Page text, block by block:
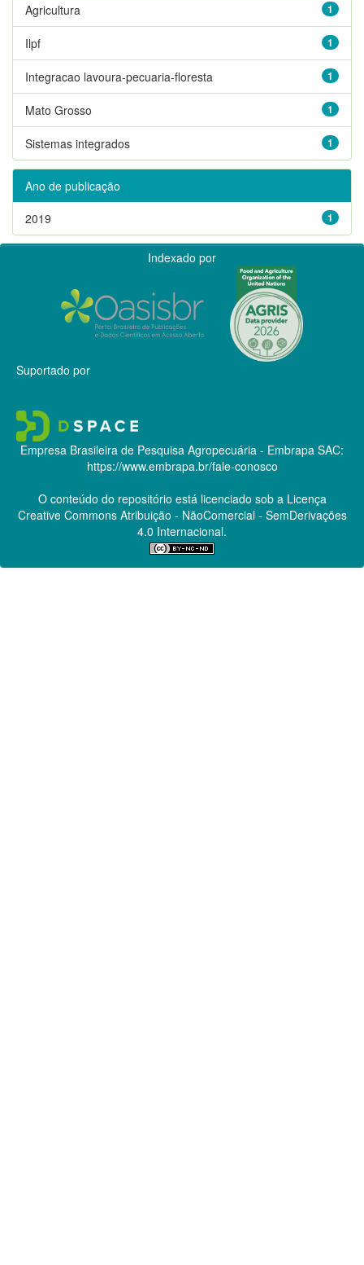
1
Agricultura
1
Ilpf
1
Integracao lavoura-pecuaria-floresta
1
Mato Grosso
1
Sistemas integrados
Ano de publicação
1
2019
Indexado por
Suportado por
Empresa Brasileira de Pesquisa Agropecuária - Embrapa SAC:
https://www.embrapa.br/fale-conosco
O conteúdo do repositório está licenciado sob a Licença
Creative CommonsAtribuição - NãoComercial - SemDerivações
4.0 Internacional.